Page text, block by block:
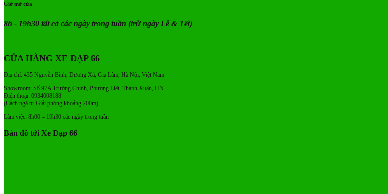
Giờ mở cửa
8h - 19h30 tất cả các ngày trong tuần (trừ ngày Lễ & Tết)
CỬA HÀNG XE ĐẠP 66
Địa chỉ: 435 Nguyễn Bình, Dương Xá, Gia Lâm, Hà Nội, Việt Nam
Showroom: Số 97A Trường Chinh, Phương Liệt, Thanh Xuân, HN.
Điện thoại: 0934008188
(Cách ngã tư Giải phóng khoảng 200m)
Làm việc: 8h00 – 19h30 các ngày trong tuần
Bản đồ tới Xe Đạp 66